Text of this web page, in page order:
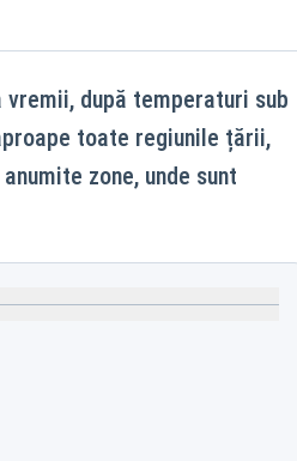
după temperaturi sub
toate regiunile țării,
zone, unde sunt